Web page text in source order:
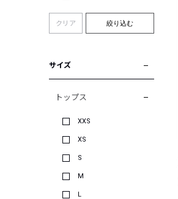
クリア 絞り込む
サイズ
トップス
XXS
XS
S
M
L